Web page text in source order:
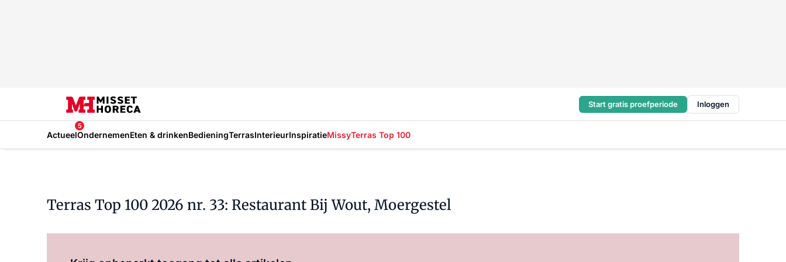
Start gratis proefperiode Inloggen
Actueel
5
OndernemenEten & drinkenBedieningTerrasInterieurInspiratieMissyTerras Top 100
Terras Top 100 2026 nr. 33: Restaurant Bij Wout, Moergestel